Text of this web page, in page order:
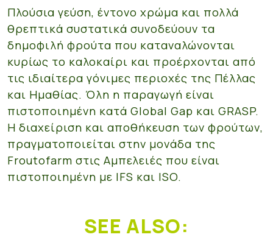
Πλούσια γεύση, έντονο χρώμα και πολλά
θρεπτικά συστατικά συνοδεύουν τα
δημοφιλή φρούτα που καταναλώνονται
κυρίως το καλοκαίρι και προέρχονται από
τις ιδιαίτερα γόνιμες περιοχές της Πέλλας
και Ημαθίας. Όλη η παραγωγή είναι
πιστοποιημένη κατά Global Gap και GRASP.
Η διαχείριση και αποθήκευση των φρούτων,
πραγματοποιείται στην μονάδα της
Froutofarm στις Αμπελειές που είναι
πιστοποιημένη με IFS και ISO.
SEE ALSO: